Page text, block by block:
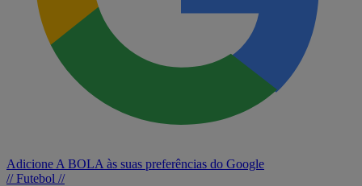
Adicione A BOLA às suas preferências do Google
// Futebol //